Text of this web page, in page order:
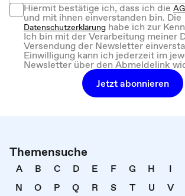
Hiermit bestätige ich, dass ich die
und mit ihnen einverstanden bin. Die
Datenschutzerklärung habe ich zur
Ich bin mit der Verarbeitung meiner
Versendung der Newsletter
Einwilligung kann ich jederzeit im
Newsletter über den Abmeldelink
Jetzt abonnieren
Themensuche
A B C D E F G H I
N
O P Q R S T U V